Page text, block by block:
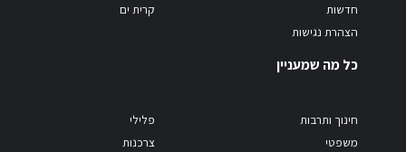
חדשות
הצהרת נגישות
קרית ים
כל מה שמעניין
חינוך ותרבות
משפטי
פלילי
צרכנות